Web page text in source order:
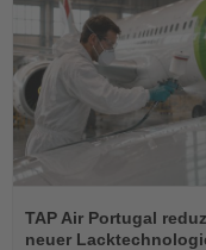
Sie
die
TAP Air Portugal
neuer